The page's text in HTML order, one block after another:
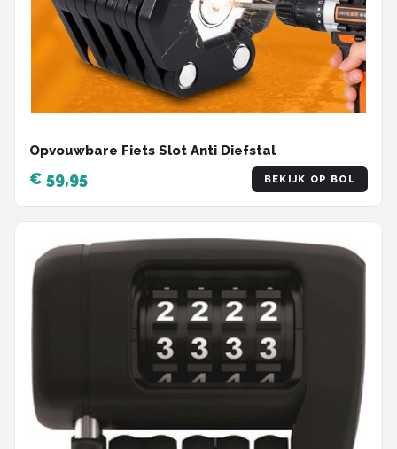
Opvouwbare Fiets Slot Anti Diefstal
€ 59,95 BEKIJK OP BOL